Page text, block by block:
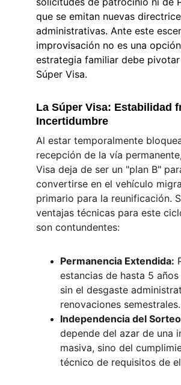
que se emitan nuevas
administrativas. Ante este
improvisación no es una
estrategia familiar debe
Súper Visa.
La Súper Visa: Estabilidad
Incertidumbre
Al estar temporalmente
recepción de la vía
Visa deja de ser un "plan B"
convertirse en el vehículo
primario para la reunificación.
ventajas técnicas para este
son contundentes:
Permanencia Extendida:
estancias de hasta 5
sin el desgaste
renovaciones semestrales.
Independencia del
depende del azar de una
masiva, sino del
técnico de requisitos de